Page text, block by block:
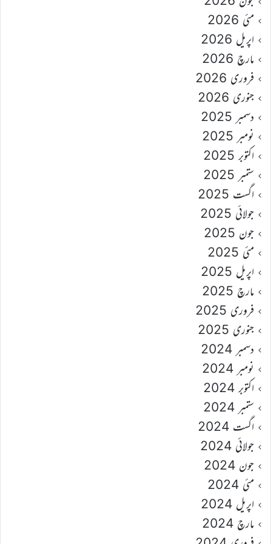
مئی 2026
اپریل 2026
مارچ 2026
فروری 2026
جنوری 2026
دسمبر 2025
نومبر 2025
اکتوبر 2025
ستمبر 2025
اگست 2025
جولائی 2025
جون 2025
مئی 2025
اپریل 2025
مارچ 2025
فروری 2025
جنوری 2025
دسمبر 2024
نومبر 2024
اکتوبر 2024
ستمبر 2024
اگست 2024
جولائی 2024
جون 2024
مئی 2024
اپریل 2024
مارچ 2024